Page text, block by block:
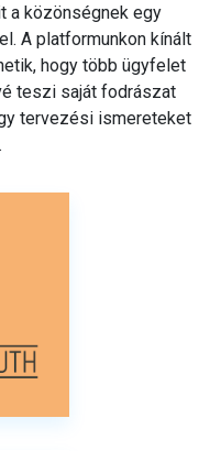
a közönségnek egy
A platformunkon kínált
hogy több ügyfelet
teszi saját fodrászat
tervezési ismereteket